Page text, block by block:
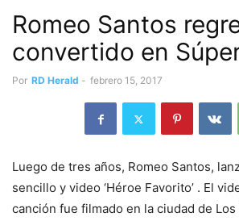
Romeo Santos
convertido en
Por RD Herald - febrero 15, 2017
Luego de tres años, Romeo Santos,
sencillo y video ‘Héroe Favorito’ . El
canción fue filmado en la ciudad de